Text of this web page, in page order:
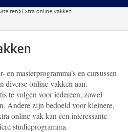
Extra online vakken
en masterprogramma’s en cursussen
diverse online vakken aan.
te volgen voor iedereen, zowel
Andere zijn bedoeld voor kleinere,
online vak kan een interessante
studieprogramma.